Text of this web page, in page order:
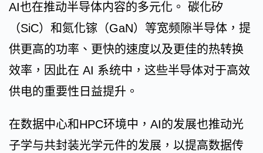
AI也在推动半导体内容的多元化。 碳化矽
（SiC）和氮化镓（GaN）等宽频隙半导体，提
供更高的功率、更快的速度以及更佳的热转换
效率，因此在 AI 系统中，这些半导体对于高效
供电的重要性日益提升。
在数据中心和HPC环境中，AI的发展也推动光
子学与共封装光学元件的发展，以提高数据传